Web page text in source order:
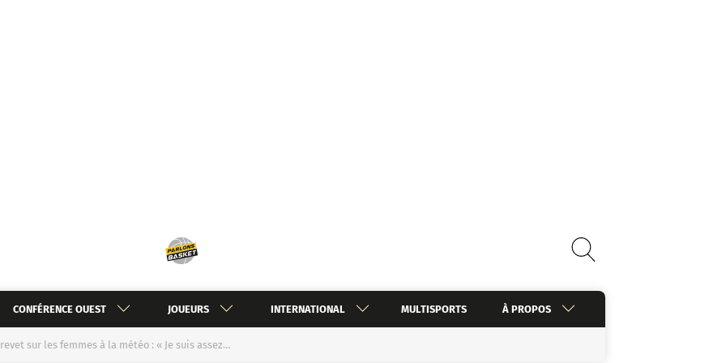
CONFÉRENCE OUEST JOUEURS INTERNATIONAL MULTISPORTS À PROPOS
sur les femmes à la météo : « Je suis assez…